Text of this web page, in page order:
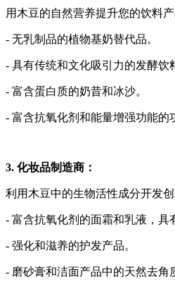
用木豆的自然营养提升您的饮料
- 无乳制品的植物基奶替代品。
- 具有传统和文化吸引力的发酵饮
- 富含蛋白质的奶昔和冰沙。
- 富含抗氧化剂和能量增强功能的
3. 化妆品制造商：
利用木豆中的生物活性成分开发
- 富含抗氧化剂的面霜和乳液，具
- 强化和滋养的护发产品。
- 磨砂膏和洁面产品中的天然去角